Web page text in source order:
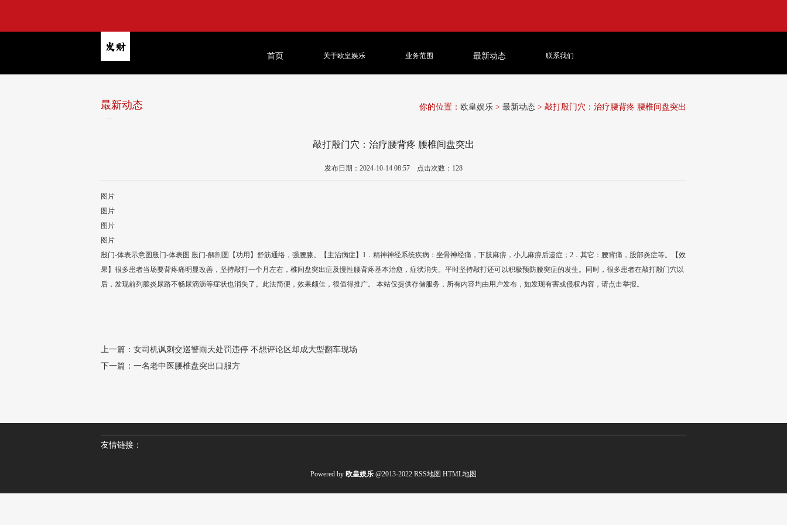
首页 关于欧皇娱乐 业务范围 最新动态 联系我们
最新动态 你的位置： 欧皇娱乐 > 最新动态 > 敲打殷门穴：治疗腰背疼 腰椎间盘突出
敲打殷门穴：治疗腰背疼 腰椎间盘突出
发布日期：2024-10-14 08:57 点击次数：128
图片
图片
图片
图片
殷门-体表示意图殷门-体表图 殷门-解剖图【功用】舒筋通络，强腰膝。【主治病症】1．精神神经系统疾病：坐骨神经痛，下肢麻痹，小儿麻痹后遗症；2．其它：腰背痛，股部炎症等。【效
果】很多患者当场要背疼痛明显改善，坚持敲打一个月左右，椎间盘突出症及慢性腰背疼基本治愈，症状消失。平时坚持敲打还可以积极预防腰突症的发生。同时，很多患者在敲打殷门穴以
后，发现前列腺炎尿路不畅尿滴沥等症状也消失了。此法简便，效果颇佳，很值得推广。 本站仅提供存储服务，所有内容均由用户发布，如发现有害或侵权内容，请点击举报。
上一篇： 女司机讽刺交巡警雨天处罚违停 不想评论区却成大型翻车现场
下一篇： 一名老中医腰椎盘突出口服方
友情链接：
Powered by 欧皇娱乐 @2013-2022 RSS地图 HTML地图